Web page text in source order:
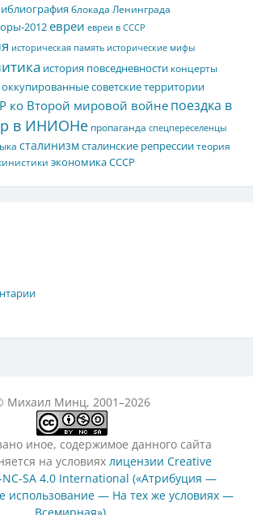
блокада Ленинграда
2012евреи евреи в СССР
историческая память исторические мифы
история повседневности концерты
оккупированные советские территории
ко Второй мировой войнепоездка в
в ИНИОНе пропаганда спецпереселенцы
сталинизмсталинские репрессиитеория
экономика СССР
Михаил Минц, 2001–2026
иное, содержимое данного сайта
на условиях лицензии Creative
NC-SA 4.0 International («Атрибуция —
использование — На тех же условиях —